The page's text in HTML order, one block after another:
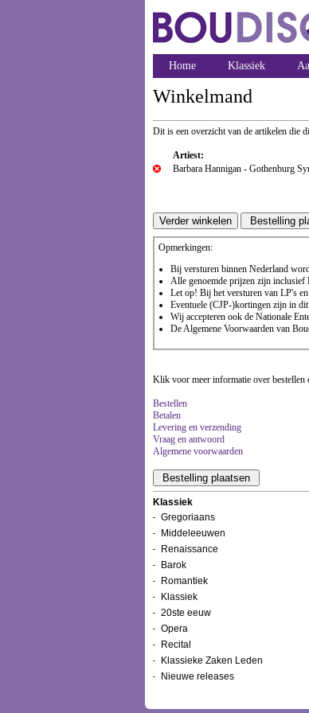
Home Klassiek
Winkelmand
Dit is een overzicht van de artikelen die
Artiest:
Barbara Hannigan - Gothenburg
Opmerkingen:
Bij versturen binnen Nederland
Alle genoemde prijzen zijn inclusief
Let op! Bij het versturen van LP's
Eventuele (CJP-)kortingen zijn in
Wij accepteren ook de Nationale
De Algemene Voorwaarden van
Klik voor meer informatie over bestellen
Bestellen
Betalen
Levering en verzending
Vraag en antwoord
Algemene voorwaarden
Klassiek
Gregoriaans
Middeleeuwen
Renaissance
Barok
Romantiek
Klassiek
20ste eeuw
Opera
Recital
Klassieke Zaken Leden
Nieuwe releases